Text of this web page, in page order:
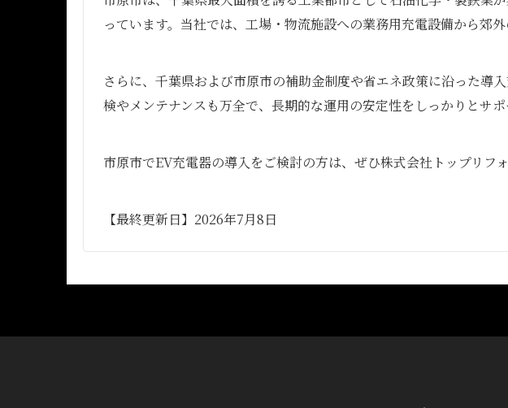
っています。当社では、工場・物流施設への業務用充電設備から郊
さらに、千葉県および市原市の補助金制度や省エネ政策に沿った導
検やメンテナンスも万全で、長期的な運用の安定性をしっかりとサポ
市原市でEV充電器の導入をご検討の方は、ぜひ株式会社トップリフ
【最終更新日】2026年7月8日